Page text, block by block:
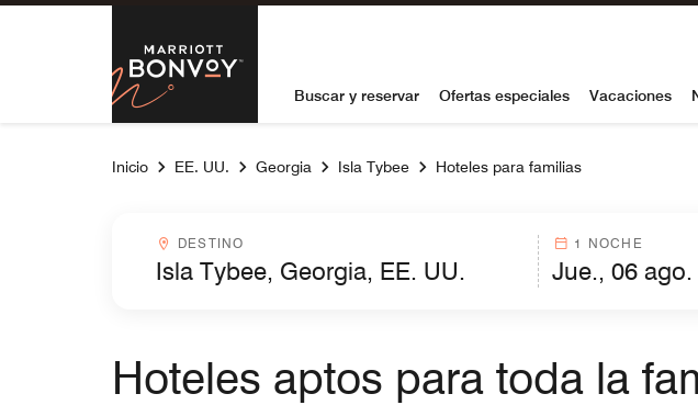
Skip to Content
Marriott Bonvoy
Buscar y reservar Ofertas especiales Vacaciones
Inicio EE. UU. Georgia Isla Tybee Hoteles para familias
Destinocombobox
DESTINO 1 NOCHE
Hoteles aptos para toda la